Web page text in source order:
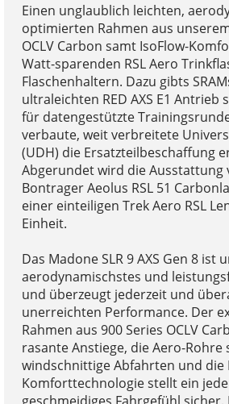
Einen unglaublich leichten,
optimierten Rahmen aus
OCLV Carbon samt IsoFlow-
Watt-sparenden RSL Aero
Flaschenhaltern. Dazu gibts
ultraleichten RED AXS E1 Antrieb
für datengestützte
verbaute, weit verbreitete
(UDH) die Ersatzteilbeschaffung
Abgerundet wird die Ausstattung
Bontrager Aeolus RSL 51
einer einteiligen Trek Aero RSL
Einheit.
Das Madone SLR 9 AXS Gen 8 ist
aerodynamischstes und
und überzeugt jederzeit und
unerreichten Performance. Der
Rahmen aus 900 Series OCLV
rasante Anstiege, die Aero-Rohre
windschnittige Abfahrten und die
Komforttechnologie stellt ein